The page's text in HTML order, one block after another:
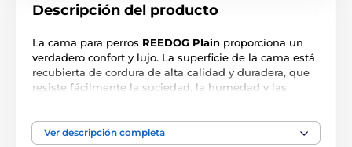
Descripción del producto
La cama para perros REEDOG Plain proporciona un
verdadero confort y lujo. La superficie de la cama está
recubierta de cordura de alta calidad y duradera, que
resiste fácilmente la suciedad, la humedad y las
la lavadora con un programa suave a 30 °C. El interior
Ver descripción completa